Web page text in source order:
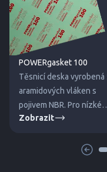
POWERgasket 100
Těsnicí deska vyrobená
aramidových vláken s
pojivem NBR. Pro nízké
tlaky a teploty.
Zobrazit